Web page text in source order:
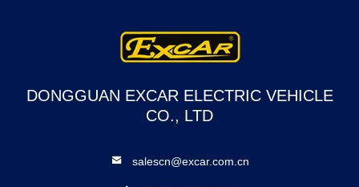
DONGGUAN EXCAR ELECTRIC VEHICLE
CO., LTD
salescn@excar.com.cn